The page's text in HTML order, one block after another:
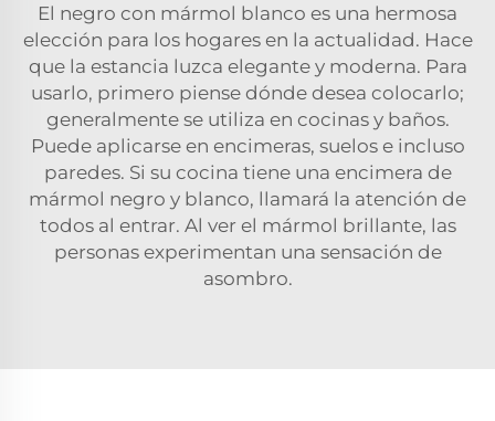
El negro con mármol blanco es una hermosa
elección para los hogares en la actualidad. Hace
que la estancia luzca elegante y moderna. Para
usarlo, primero piense dónde desea colocarlo;
generalmente se utiliza en cocinas y baños.
Puede aplicarse en encimeras, suelos e incluso
paredes. Si su cocina tiene una encimera de
mármol negro y blanco, llamará la atención de
todos al entrar. Al ver el mármol brillante, las
personas experimentan una sensación de
asombro.